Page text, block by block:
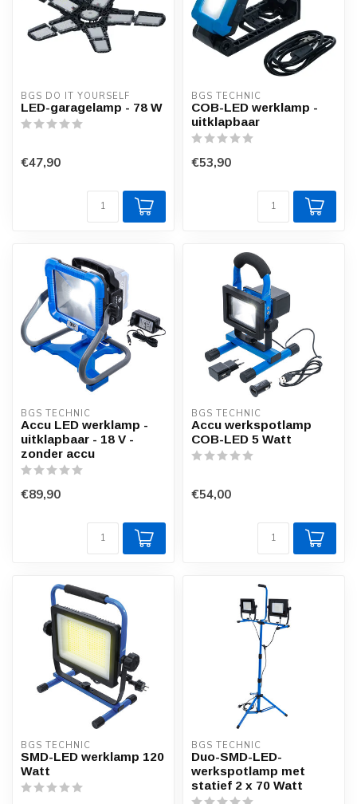
BGS DO IT YOURSELF
LED-garagelamp - 78 W
€47,90
BGS TECHNIC
COB-LED werklamp -
uitklapbaar
€53,90
BGS TECHNIC
Accu LED werklamp -
uitklapbaar - 18 V -
zonder accu
€89,90
BGS TECHNIC
Accu werkspotlamp
COB-LED 5 Watt
€54,00
BGS TECHNIC
SMD-LED werklamp 120
Watt
BGS TECHNIC
Duo-SMD-LED-
werkspotlamp met
statief 2 x 70 Watt